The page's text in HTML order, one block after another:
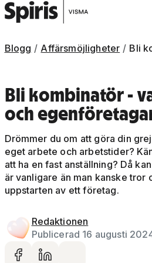
Blogg Affärsmöjligheter Bli
Bli kombinatör -
och
Drömmer du om att göra din
eget arbete och arbetstider?
att ha en fast anställning? Då
är vanligare än man kanske tror
uppstarten av ett företag.
Redaktionen
Publicerad 16 augusti